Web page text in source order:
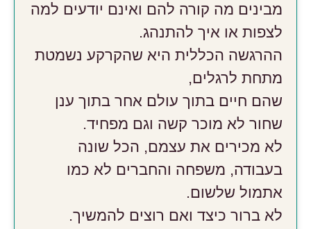
מבינים מה קורה להם ואינם יודעים למה
לצפות או איך להתנהג.
ההרגשה הכללית היא שהקרקע נשמטת
מתחת לרגלים,
שהם חיים בתוך עולם אחר בתוך ענן
שחור לא מוכר קשה וגם מפחיד.
לא מכירים את עצמם, הכל שונה
בעבודה, משפחה והחברים לא כמו
אתמול שלשום.
לא ברור כיצד ואם רוצים להמשיך.